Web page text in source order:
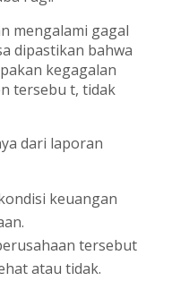
mengalami gagal
dipastikan bahwa
kegagalan
tersebu t, tidak
dari laporan
keuangan
tersebut
atau tidak.